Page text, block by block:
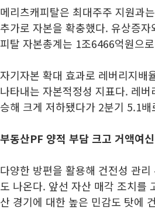
메리츠캐피탈은 최대주주 지원과
추가로 자본을 확충했다. 유상증
피탈 자본총계는 1조6466억원으
자기자본 확대 효과로 레버리지배
나타내는 자본적정성 지표다. 레
승해 크게 저하됐다가 2분기 5.1
부동산PF 양적 부담 크고 거액여
다양한 방편을 활용해 건전성 관
도 나온다. 앞선 자산 매각 조치를
산 경기에 대한 높은 민감도 탓에